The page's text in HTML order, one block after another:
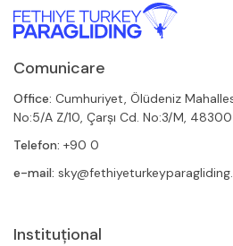
Comunicare
Office: Cumhuriyet, Ölüdeniz
No:5/A Z/10, Çarşı Cd. No:3/M,
Telefon: +90 0
e-mail:
Instituţional